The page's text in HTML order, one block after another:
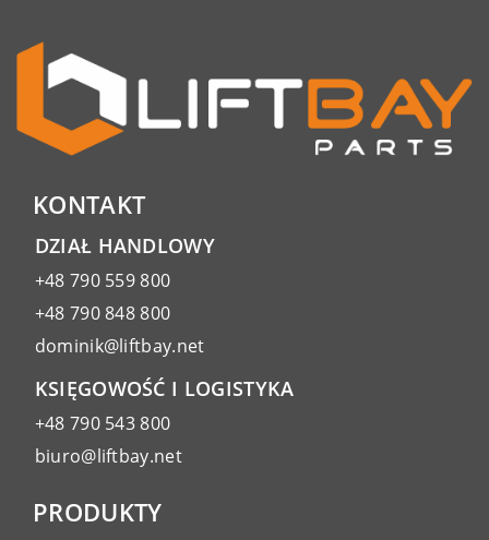
KONTAKT
DZIAŁ HANDLOWY
+48 790 559 800
+48 790 848 800
dominik@liftbay.net
KSIĘGOWOŚĆ I LOGISTYKA
+48 790 543 800
biuro@liftbay.net
PRODUKTY